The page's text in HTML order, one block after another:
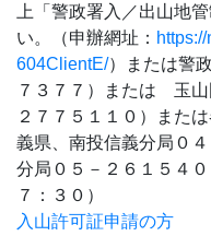
上「警政署入／出山地
い。（申辦網址：
604ClientE/）または警
７３７７）または 玉山
２７７５１１０）また
義県、南投信義分局０
分局０５－２６１５４
７：３０）
入山許可証申請の方